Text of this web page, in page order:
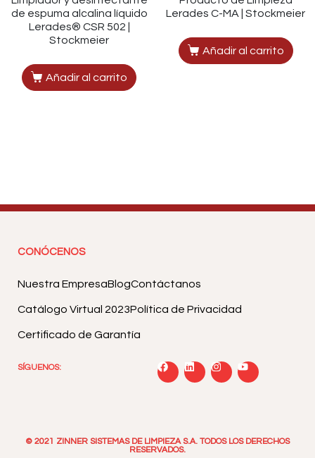
de espuma alcalina líquido
Lerades® CSR 502 |
Stockmeier
Añadir al carrito
Lerades C-MA | Stockmeier
Añadir al carrito
CONÓCENOS
Nuestra EmpresaBlogContáctanos
Catálogo Virtual 2023Política de Privacidad
Certificado de Garantía
SÍGUENOS:
© 2021 ZINNER SISTEMAS DE LIMPIEZA S.A. TODOS LOS DERECHOS
RESERVADOS.